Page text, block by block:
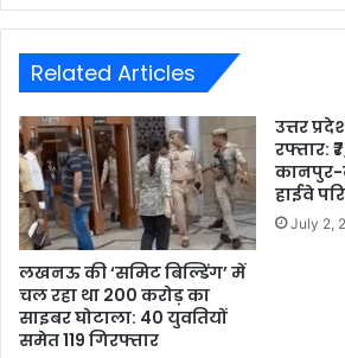
Related Articles
लखनऊ की ‘समिट बिल्डिंग’ में
चल रहा था 200 करोड़ का
साइबर घोटाला: 40 युवतियों
समेत 119 गिरफ्तार
उत्तर
रफ्तार:
कानपुर-
हाईवे
July 2,